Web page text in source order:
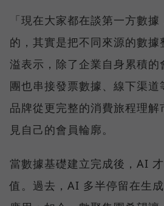
「現在大家都在談第一方數
的，其實是把不同來源的數據
溢表示，除了企業自身累積的
團也串接發票數據、線下渠道
品牌從更完整的消費旅程理解
見自己的會員輪廓。
當數據基礎建立完成後，AI
值。過去，AI 多半停留在生